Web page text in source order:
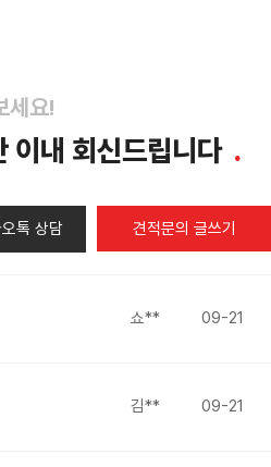
세요!
이내 회신드립니다
견적문의 글쓰기
톡 상담
쇼** 09-21
김** 09-21